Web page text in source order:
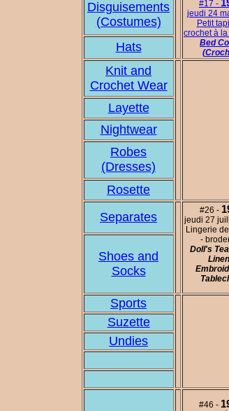
Disguisements
(Costumes)
#17 -
jeudi 24
Petit
crochet à
Bed
Hats
Knit and
Crochet Wear
Layette
Nightwear
Robes
(Dresses)
Rosette
Separates
#26 -
jeudi 27
Lingerie
-
Doll's
Shoes and
Socks
Sports
Suzette
Undies
#46 -